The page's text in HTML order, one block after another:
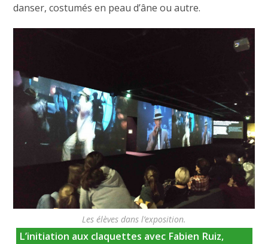
danser, costumés en peau d’âne ou autre.
Les élèves dans l’exposition.
L’initiation aux claquettes avec Fabien Ruiz,